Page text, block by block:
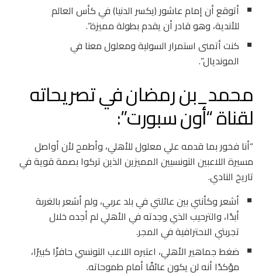
أتوقع أن إمام عاشور (يكسر الدنيا) في كأس العالم
للأندية، وهو قادر أن يقدم بطولة مميزة”.
كنت أتمنى استمرار السولية ومعلول معنا في
المونديال”.
محمد_بن رمضان في تصريحاته
لقناة “أون سبورت”:
“أنا فخور بما قدمه علي معلول للأهلي، وأطمح لأن أواصل
مسيرة اللاعبين التونسيين المميزين الذين تركوا بصمة قوية في
تاريخ النادي.
أشعر وكأنني بين عائلتي في بلد عربي، ولم أشعر بالغربة
أبدًا، والترحيب الذي وجدته في الأهلي لم أجده خلال
تجربتي الاحترافية في المجر.
ضغط جماهير الأهلي، اعتبره اللاعب التونسي حافزًا كبيرًا،
مؤكدًا أنه لن يكون عائقًا أمام طموحاته.